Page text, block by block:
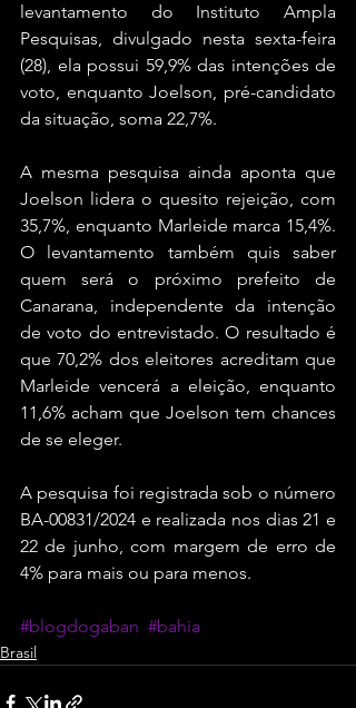
levantamento do Instituto Ampla
Pesquisas, divulgado nesta sexta-feira
(28), ela possui 59,9% das intenções de
voto, enquanto Joelson, pré-candidato
da situação, soma 22,7%.
A mesma pesquisa ainda aponta que
Joelson lidera o quesito rejeição, com
35,7%, enquanto Marleide marca 15,4%.
O levantamento também quis saber
quem será o próximo prefeito de
Canarana, independente da intenção
de voto do entrevistado. O resultado é
que 70,2% dos eleitores acreditam que
Marleide vencerá a eleição, enquanto
11,6% acham que Joelson tem chances
de se eleger.
A pesquisa foi registrada sob o número
BA-00831/2024 e realizada nos dias 21 e
22 de junho, com margem de erro de
4% para mais ou para menos.
#blogdogaban #bahia
Brasil